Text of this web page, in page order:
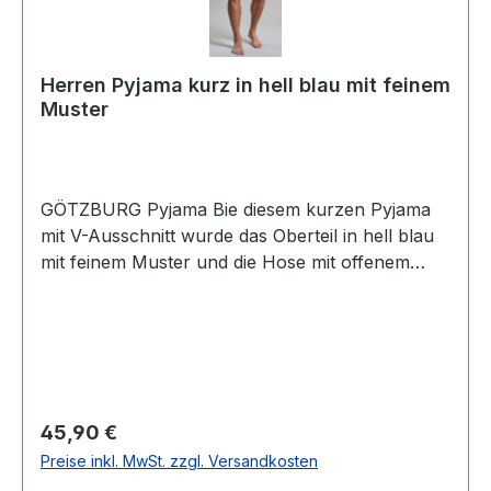
Herren Pyjama kurz in hell blau mit feinem
Muster
GÖTZBURG Pyjama Bie diesem kurzen Pyjama
mit V-Ausschnitt wurde das Oberteil in hell blau
mit feinem Muster und die Hose mit offenem
Ansprüche an Qualität und PassformDieser
Artikel ist aus hygienischen Gründen vom
Umtausch ausgenommenUVP=39,99 / UNSER
Regulärer Preis:
45,90 €
Preise inkl. MwSt. zzgl. Versandkosten